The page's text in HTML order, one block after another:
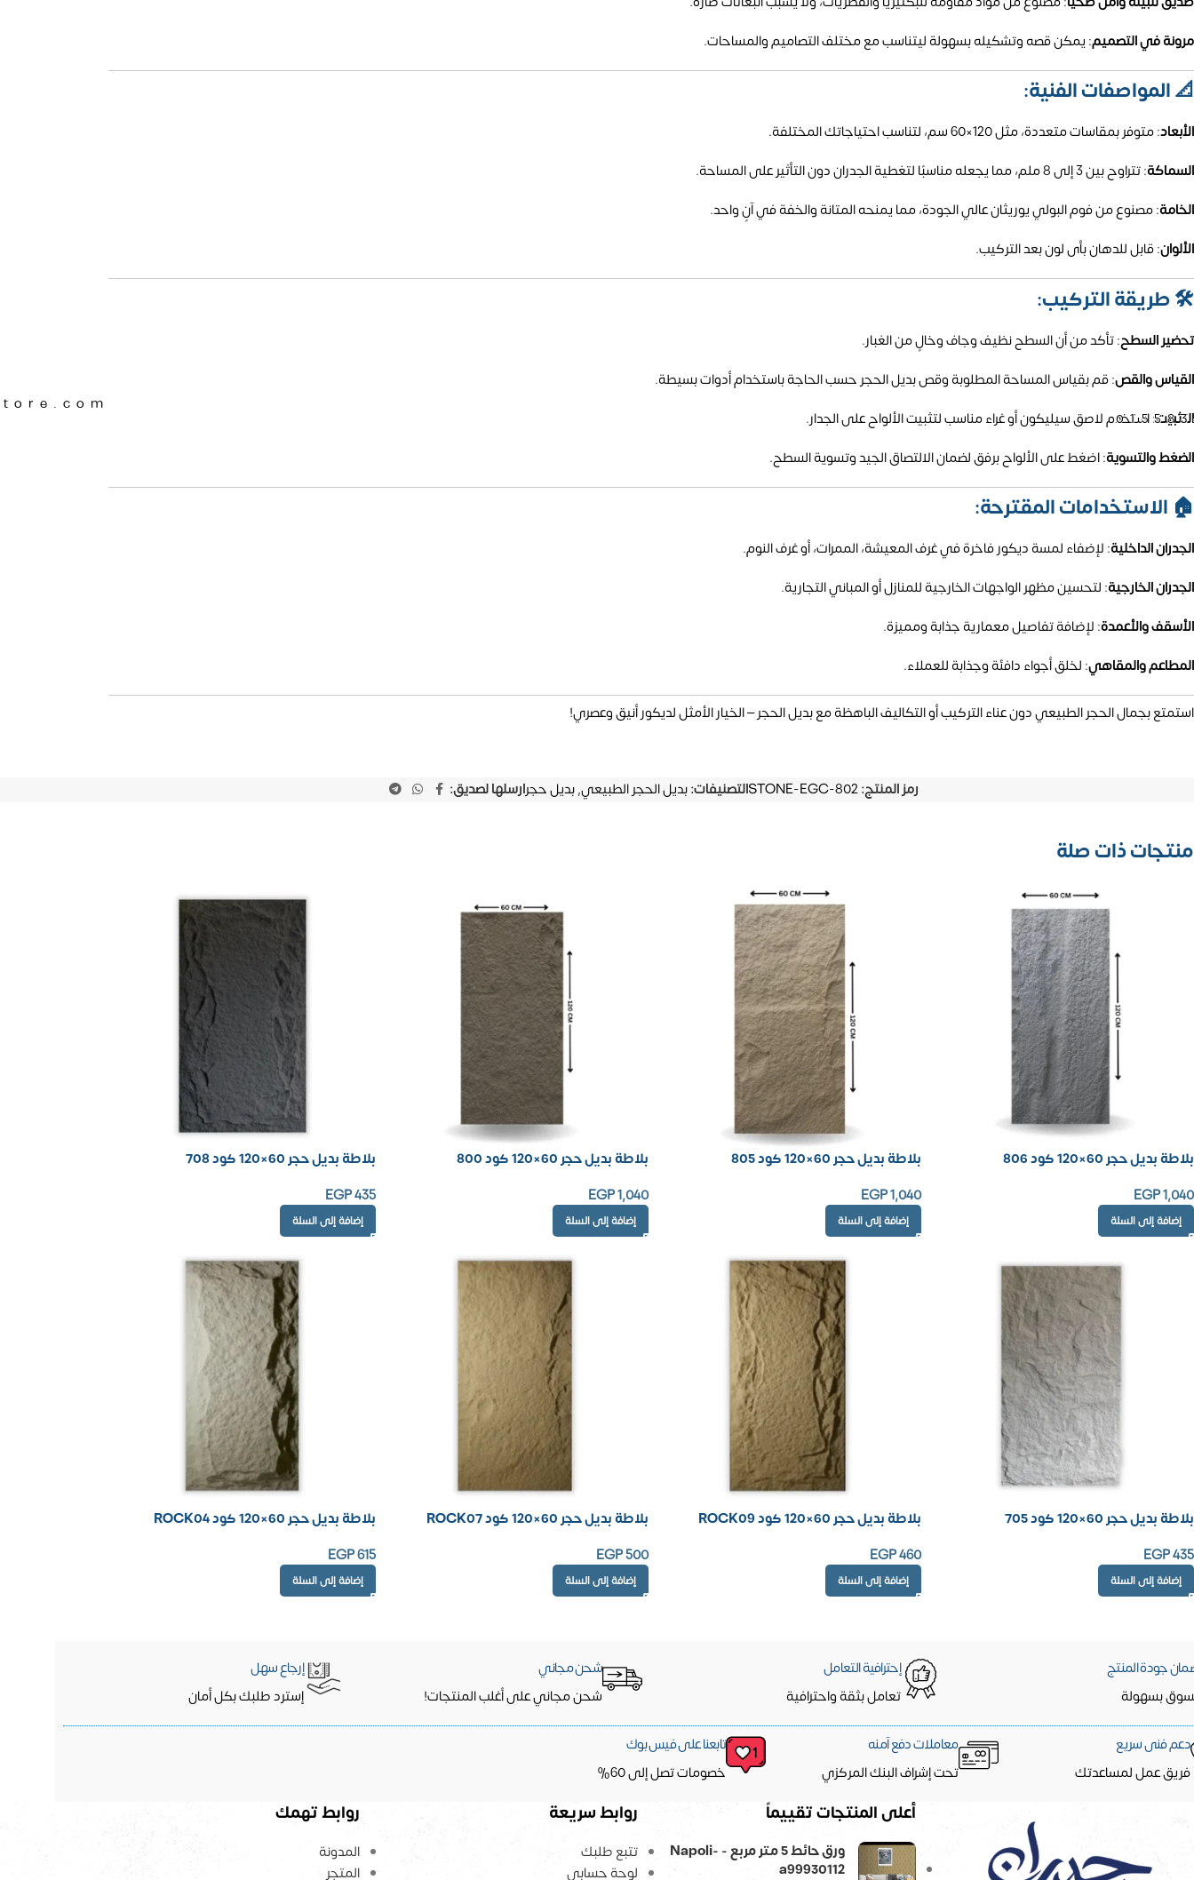
مرونة في التصميم: يمكن قصه وتشكيله بسهولة ليتناسب مع مختلف التصاميم والمساحات.
📐 المواصفات الفنية:
الأبعاد:متوفر بمقاسات متعددة، مثل 120×60 سم، لتناسب احتياجاتك المختلفة.
السماكة:تتراوح بين 3 إلى 8 ملم، مما يجعله مناسبًا لتغطية الجدران دون التأثير على المساحة.
الخامة:مصنوع من فوم البولي يوريثان عالي الجودة، مما يمنحه المتانة والخفة في آنٍ واحد.
الألوان: قابل للدهان بأى لون بعد التركيب.
🛠️ طريقة التركيب:
تحضير السطح:تأكد من أن السطح نظيف وجاف وخالٍ من الغبار.
القياس والقص:قم بقياس المساحة المطلوبة وقص بديل الحجر حسب الحاجة باستخدام أدوات بسيطة.
التثبيت:استخدم لاصق سيليكون أو غراء مناسب لتثبيت الألواح على الجدار.
الضغط والتسوية:اضغط على الألواح برفق لضمان الالتصاق الجيد وتسوية السطح.
🏠 الاستخدامات المقترحة:
الجدران الداخلية: لإضفاء لمسة ديكور فاخرة في غرف المعيشة، الممرات، أو غرف النوم.
الجدران الخارجية: لتحسين مظهر الواجهات الخارجية للمنازل أو المباني التجارية.
الأسقف والأعمدة: لإضافة تفاصيل معمارية جذابة ومميزة.
المطاعم والمقاهي: لخلق أجواء دافئة وجذابة للعملاء.
استمتع بجمال الحجر الطبيعي دون عناء التركيب أو التكاليف الباهظة مع بديل الحجر – الخيار الأمثل لديكور أنيق وعصري!
رمز المنتج:STONE-EGC-802التصنيفات:بديل الحجر الطبيعي,بديل حجرارسلها لصديق:
منتجات ذات صلة
بلاطة بديل حجر 60×120 كود 806
EGP1,040
إضافة إلى السلة
بلاطة بديل حجر 60×120 كود 805
EGP1,040
إضافة إلى السلة
بلاطة بديل حجر 60×120 كود 800
EGP1,040
إضافة إلى السلة
بلاطة بديل حجر 60×120 كود 708
EGP435
إضافة إلى السلة
بلاطة بديل حجر 60×120 كود 705
EGP435
إضافة إلى السلة
بلاطة بديل حجر 60×120 كود ROCK09
EGP460
إضافة إلى السلة
بلاطة بديل حجر 60×120 كود ROCK07
EGP500
إضافة إلى السلة
بلاطة بديل حجر 60×120 كود ROCK04
EGP615
إضافة إلى السلة
جودة المنتج
بسهولة
إحترافية التعامل
تعامل بثقة واحترافية
شحن مجاني
شحن مجاني على أغلب المنتجات!
إرجاع سهل
إسترد طلبك بكل أمان
دعم فنى سريع
فريق عمل لمساعدتك
معاملات دفع آمنه
تحت إشراف البنك المركزي
تابعنا على فيس بوك
خصومات تصل إلى 60%
أعلى المنتجات تقييماً
ورق حائط 5 متر مربع - Napoli-
a99930112
روابط سريعة
تتبع طلبك
لوحة حسابي
روابط تهمك
المدونة
المتجر